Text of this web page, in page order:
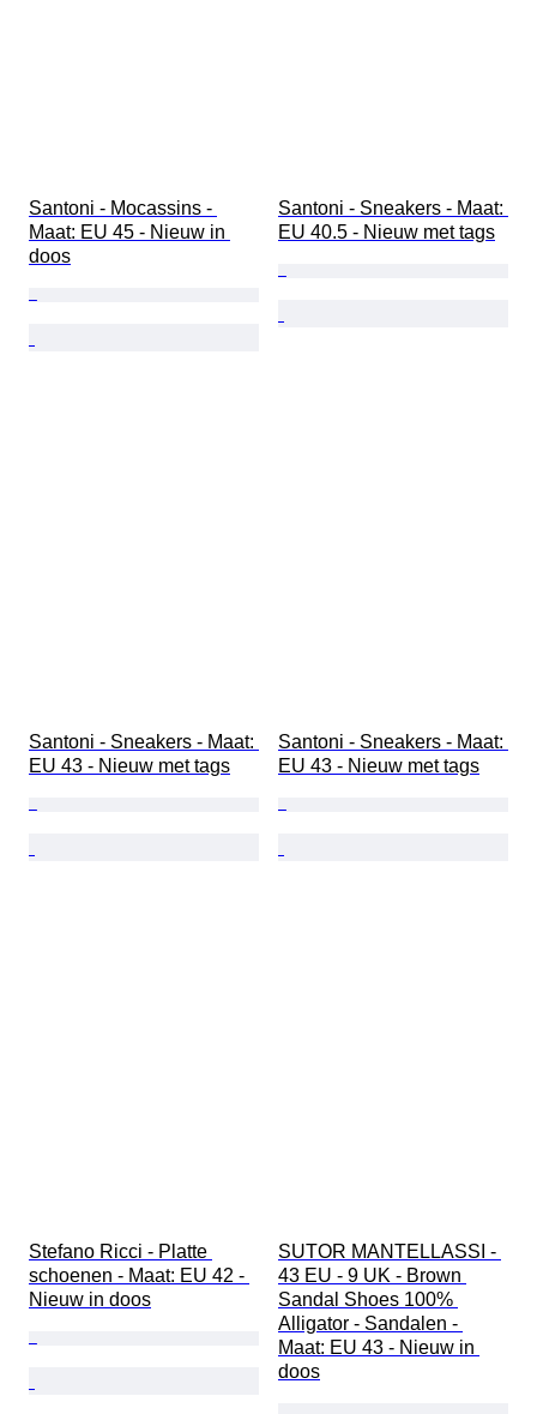
Santoni - Mocassins -
Maat: EU 45 - Nieuw in
doos
Santoni - Sneakers - Maat:
EU 40.5 - Nieuw met tags
Santoni - Sneakers - Maat:
EU 43 - Nieuw met tags
Santoni - Sneakers - Maat:
EU 43 - Nieuw met tags
Stefano Ricci - Platte
schoenen - Maat: EU 42 -
Nieuw in doos
SUTOR MANTELLASSI -
43 EU - 9 UK - Brown
Sandal Shoes 100%
Alligator - Sandalen -
Maat: EU 43 - Nieuw in
doos